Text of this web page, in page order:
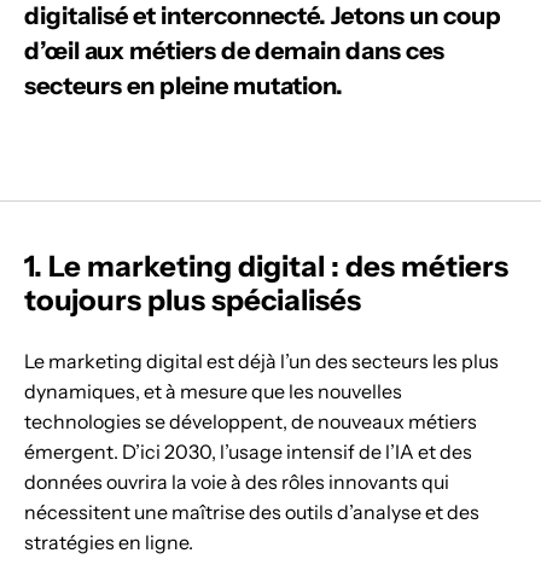
digitalisé et interconnecté. Jetons un coup
d’œil aux métiers de demain dans ces
secteurs en pleine mutation.
1. Le marketing digital : des métiers
toujours plus spécialisés
Le marketing digital est déjà l’un des secteurs les plus
dynamiques, et à mesure que les nouvelles
technologies se développent, de nouveaux métiers
émergent. D’ici 2030, l’usage intensif de l’IA et des
données ouvrira la voie à des rôles innovants qui
nécessitent une maîtrise des outils d’analyse et des
stratégies en ligne.